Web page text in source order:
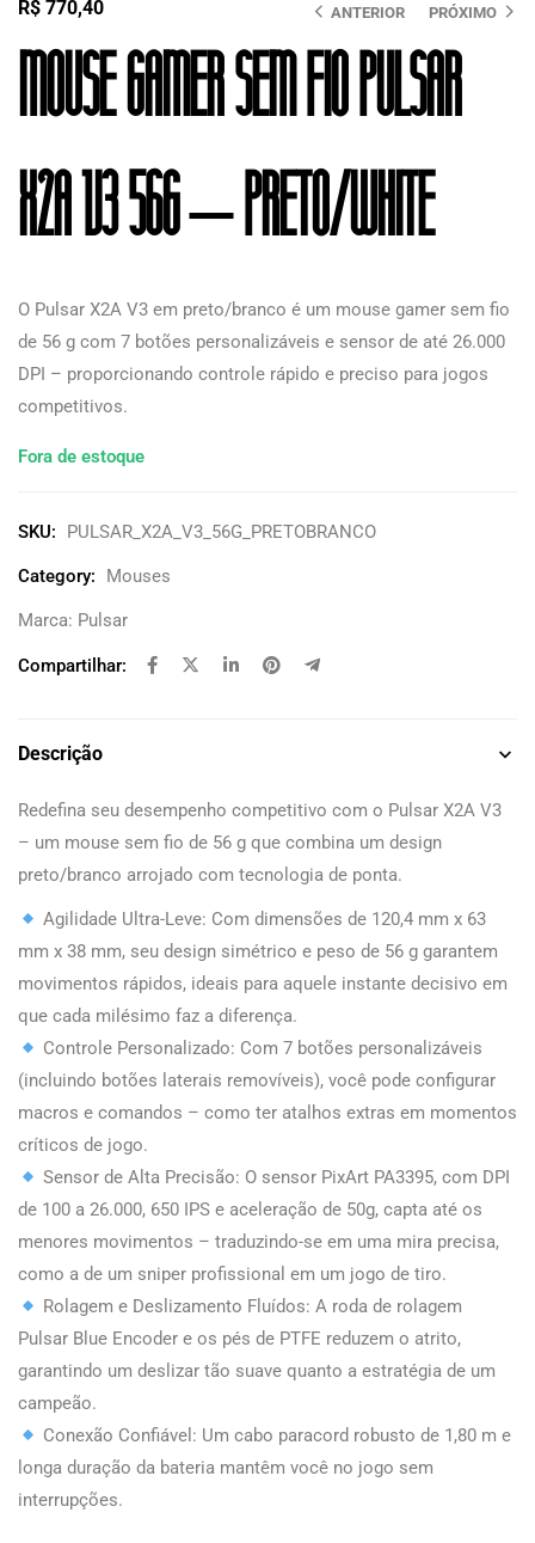
ANTERIOR PRÓXIMO
R$ 770,40
Mouse Gamer Sem Fio Pulsar
X2A V3 56G – Preto/white
O Pulsar X2A V3 em preto/branco é um mouse gamer sem fio
de 56 g com 7 botões personalizáveis e sensor de até 26.000
DPI – proporcionando controle rápido e preciso para jogos
competitivos.
Fora de estoque
SKU: PULSAR_X2A_V3_56G_PRETOBRANCO
Category: Mouses
Marca: Pulsar
Compartilhar:
Descrição
Redefina seu desempenho competitivo com o Pulsar X2A V3
– um mouse sem fio de 56 g que combina um design
preto/branco arrojado com tecnologia de ponta.
Agilidade Ultra-Leve: Com dimensões de 120,4 mm x 63
mm x 38 mm, seu design simétrico e peso de 56 g garantem
movimentos rápidos, ideais para aquele instante decisivo em
que cada milésimo faz a diferença.
Controle Personalizado: Com 7 botões personalizáveis
(incluindo botões laterais removíveis), você pode configurar
macros e comandos – como ter atalhos extras em momentos
críticos de jogo.
Sensor de Alta Precisão: O sensor PixArt PA3395, com DPI
de 100 a 26.000, 650 IPS e aceleração de 50g, capta até os
menores movimentos – traduzindo-se em uma mira precisa,
como a de um sniper profissional em um jogo de tiro.
Rolagem e Deslizamento Fluídos: A roda de rolagem
Pulsar Blue Encoder e os pés de PTFE reduzem o atrito,
garantindo um deslizar tão suave quanto a estratégia de um
campeão.
Conexão Confiável: Um cabo paracord robusto de 1,80 m e
longa duração da bateria mantêm você no jogo sem
interrupções.